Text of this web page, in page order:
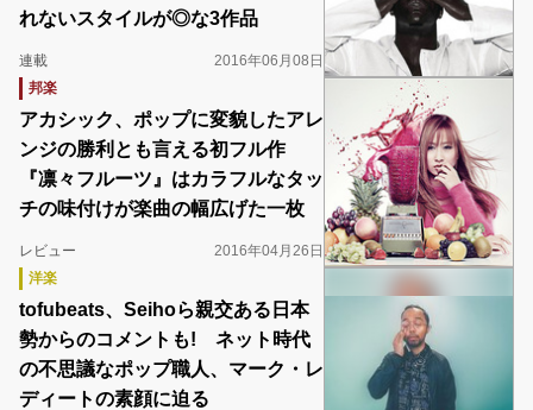
れないスタイルが◎な3作品
連載
2016年06月08日
邦楽
アカシック、ポップに変貌したアレ
ンジの勝利とも言える初フル作
『凛々フルーツ』はカラフルなタッ
チの味付けが楽曲の幅広げた一枚
レビュー
2016年04月26日
洋楽
tofubeats、Seihoら親交ある日本
勢からのコメントも! ネット時代
の不思議なポップ職人、マーク・レ
ディートの素顔に迫る